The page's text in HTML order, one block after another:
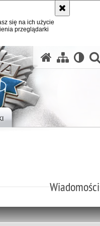
się na ich użycie
przeglądarki
Wiadomości